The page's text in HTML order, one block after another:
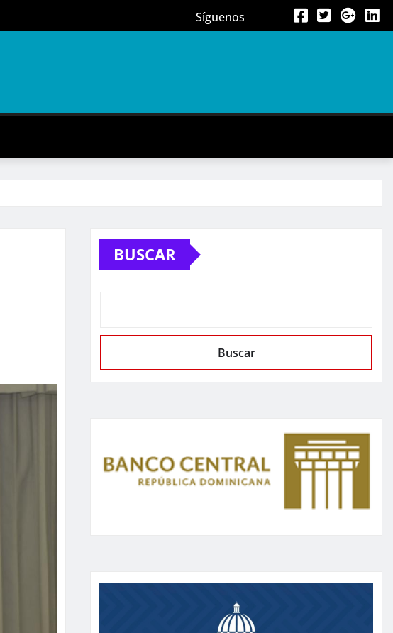
Síguenos
BUSCAR
Buscar